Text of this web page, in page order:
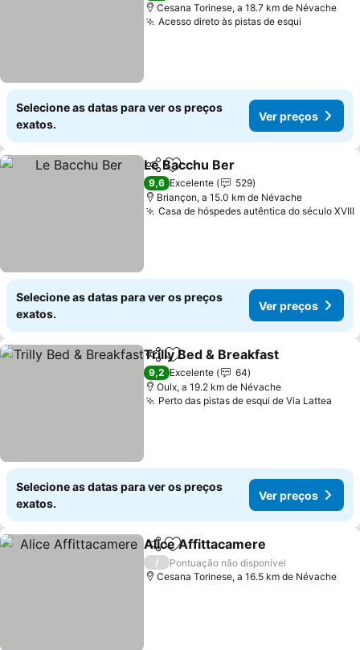
Cesana Torinese, a 18.7 km de Névache
Acesso direto às pistas de esqui
Selecione as datas para ver os preços
exatos.
Ver preços
PartilharAdicionar aos favoritos
Le Bacchu Ber
9,6 Excelente
529
Briançon, a 15.0 km de Névache
Casa de hóspedes autêntica do século XVIII
Selecione as datas para ver os preços
exatos.
Ver preços
PartilharAdicionar aos favoritos
Trilly Bed & Breakfast
9,2 Excelente
64
Oulx, a 19.2 km de Névache
Perto das pistas de esqui de Via Lattea
Selecione as datas para ver os preços
exatos.
Ver preços
PartilharAdicionar aos favoritos
Alice Affittacamere
/
Pontuação não disponível
Cesana Torinese, a 16.5 km de Névache